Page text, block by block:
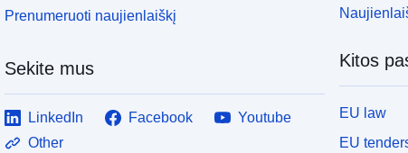
Prenumeruoti naujienlaiškį
Sekite mus
LinkedIn Facebook
Youtube
Other
Kitos
EU law
EU